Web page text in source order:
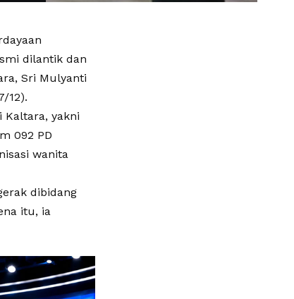
dilantik dan
Sri Mulyanti
12).
yakni
092 PD
wanita
dibidang
itu, ia